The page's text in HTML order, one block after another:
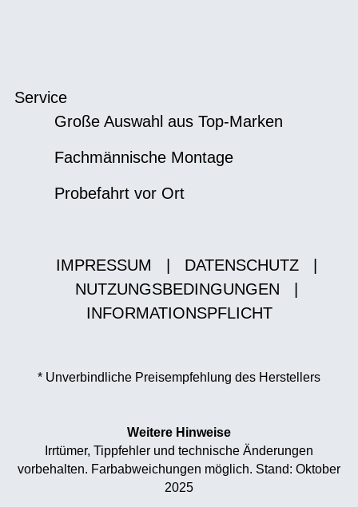
Service
Große Auswahl aus Top-Marken
Fachmännische Montage
Probefahrt vor Ort
IMPRESSUM DATENSCHUTZ
NUTZUNGSBEDINGUNGEN
INFORMATIONSPFLICHT
* Unverbindliche Preisempfehlung des Herstellers
Weitere Hinweise
Irrtümer, Tippfehler und technische Änderungen
vorbehalten. Farbabweichungen möglich. Stand: Oktober
2025